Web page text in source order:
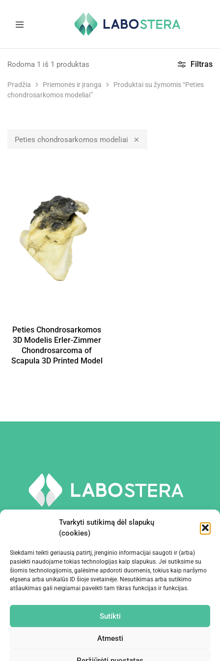
Tvarkyti sutikimą dėl slapukų
(cookies)
Siekdami teikti geriausią patirtį, įrenginio informacijai saugoti ir (arba)
pasiekti naudojame tokias technologijas kaip slapukus. Jei sutiksime su
šiomis technologijomis, galėsime apdoroti duomenis, tokius kaip naršymo
elgsena arba unikalūs ID šioje svetainėje. Nesutikimas arba sutikimo
atšaukimas gali neigiamai paveikti tam tikras funkcijas ir funkcijas.
Sutikti
Atmesti
ir
medicininė
Pradžia Priemonės ir įranga
Produktai su žymomis “Peties
chondrosarkomos modeliai”
Filtras
Rodoma 1 iš 1 produktas
Peties chondrosarkomos modeliai
Peties Chondrosarkomos
3D Modelis Erler-Zimmer
Chondrosarcoma of
Scapula 3D Printed Model
PRIEMONĖS IR ĮRANGA
ĮMONĖ